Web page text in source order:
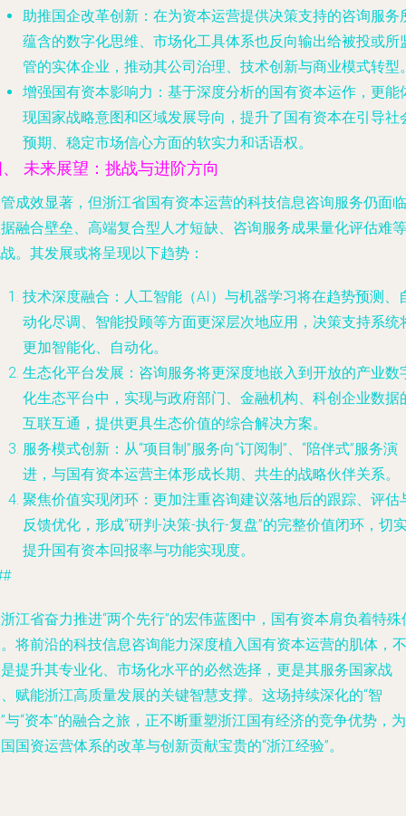
助推国企改革创新 ：在为资本运营提供决策支持的咨询服务
蕴含的数字化思维、市场化工具体系也反向输出给被投或所
管的实体企业，推动其公司治理、技术创新与商业模式转型
增强国有资本影响力 ：基于深度分析的国有资本运作，更能
现国家战略意图和区域发展导向，提升了国有资本在引导社
预期、稳定市场信心方面的软实力和话语权。
未来展望：挑战与进阶方向
成效显著，但浙江省国有资本运营的科技信息咨询服务仍面临
融合壁垒、高端复合型人才短缺、咨询服务成果量化评估难等
。其发展或将呈现以下趋势：
技术深度融合 ：人工智能（AI）与机器学习将在趋势预测、
动化尽调、智能投顾等方面更深层次地应用，决策支持系统
更加智能化、自动化。
生态化平台发展 ：咨询服务将更深度地嵌入到开放的产业数
化生态平台中，实现与政府部门、金融机构、科创企业数据
互联互通，提供更具生态价值的综合解决方案。
服务模式创新 ：从“项目制”服务向“订阅制”、“陪伴式”服务演
进，与国有资本运营主体形成长期、共生的战略伙伴关系。
聚焦价值实现闭环 ：更加注重咨询建议落地后的跟踪、评估
反馈优化，形成“研判-决策-执行-复盘”的完整价值闭环，切
提升国有资本回报率与功能实现度。
江省奋力推进“两个先行”的宏伟蓝图中，国有资本肩负着特殊
将前沿的科技信息咨询能力深度植入国有资本运营的肌体，不
提升其专业化、市场化水平的必然选择，更是其服务国家战
赋能浙江高质量发展的关键智慧支撑。这场持续深化的“智
与“资本”的融合之旅，正不断重塑浙江国有经济的竞争优势，为
国资运营体系的改革与创新贡献宝贵的“浙江经验”。